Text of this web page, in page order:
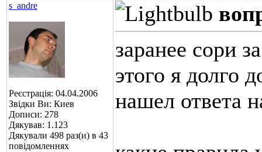
s_andre
Реєстрація: 04.04.2006
Звідки Ви: Киев
Дописи: 278
Дякував: 1.123
Дякували 498 раз(и) в 43
повідомленнях
заранее сори
этого я долго
нашел ответа